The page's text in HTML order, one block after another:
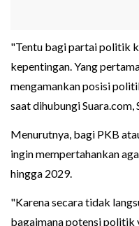
"Tentu bagi partai politik
kepentingan. Yang
mengamankan posisi
saat dihubungi
Menurutnya, bagi PKB
ingin mempertahankan
hingga 2029.
"Karena secara tidak
bagaimana potensi